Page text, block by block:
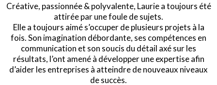
Créative, passionnée & polyvalente, Laurie a toujours été
attirée par une foule de sujets.
Elle a toujours aimé s’occuper de plusieurs projets à la
fois. Son imagination débordante, ses compétences en
communication et son soucis du détail axé sur les
résultats, l’ont amené à développer une expertise afin
d’aider les entreprises à atteindre de nouveaux niveaux
de succès.